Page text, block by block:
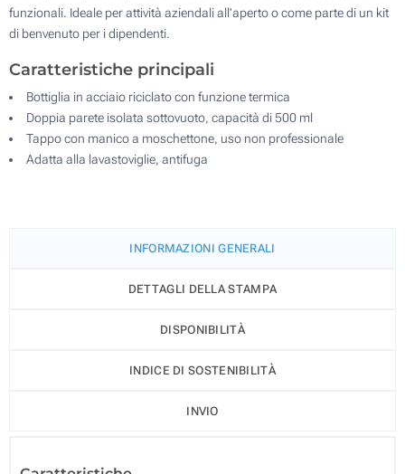
funzionali. Ideale per attività aziendali all'aperto o come parte di un kit
di benvenuto per i dipendenti.
Caratteristiche principali
Bottiglia in acciaio riciclato con funzione termica
Doppia parete isolata sottovuoto, capacità di 500 ml
Tappo con manico a moschettone, uso non professionale
Adatta alla lavastoviglie, antifuga
INFORMAZIONI GENERALI
DETTAGLI DELLA STAMPA
DISPONIBILITÀ
INDICE DI SOSTENIBILITÀ
INVIO